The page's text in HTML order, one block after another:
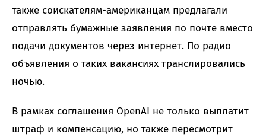
также соискателям-американцам предлагали
отправлять бумажные заявления по почте вместо
подачи документов через интернет. По радио
объявления о таких вакансиях транслировались
ночью.
В рамках соглашения OpenAI не только выплатит
штраф и компенсацию, но также пересмотрит